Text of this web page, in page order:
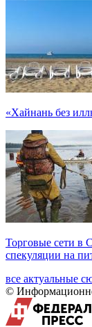
«Хайнань без
Торговые сети в
спекуляции на
все актуальные
©